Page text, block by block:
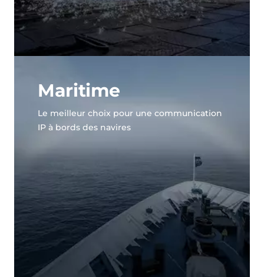
Maritime
Le meilleur choix pour une communication
IP à bords des navires
Découvrez notre showroom et
explorez nos solutions en
situation réelle !
Voir le showroom